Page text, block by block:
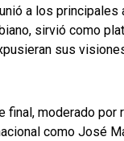
a los
sirvió como
sus
final, moderado por
como José